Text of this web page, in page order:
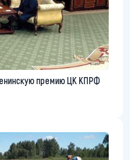
премию ЦК КПРФ